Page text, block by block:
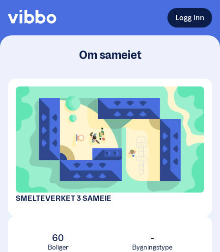
Logg inn
Om sameiet
SMELTEVERKET 3 SAMEIE
60
Boliger
-
Bygningstype